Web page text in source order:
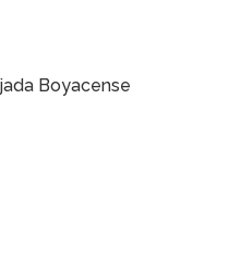
Boyacense